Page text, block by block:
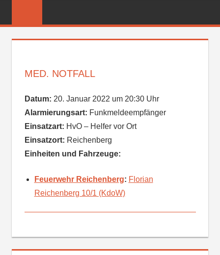
FEUERWEHR
MED. NOTFALL
Datum: 20. Januar 2022 um 20:30 Uhr
Alarmierungsart: Funkmeldeempfänger
Einsatzart: HvO – Helfer vor Ort
Einsatzort: Reichenberg
Einheiten und Fahrzeuge:
Feuerwehr Reichenberg: Florian
Reichenberg 10/1 (KdoW)